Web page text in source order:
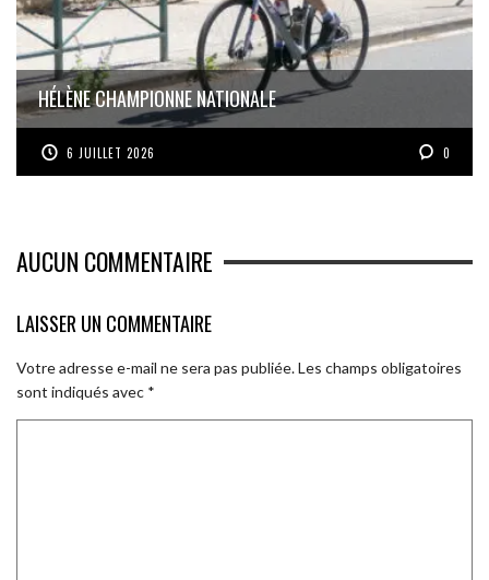
HÉLÈNE CHAMPIONNE NATIONALE
6 JUILLET 2026 0
AUCUN COMMENTAIRE
LAISSER UN COMMENTAIRE
Votre adresse e-mail ne sera pas publiée.Les champs obligatoires
sont indiqués avec *